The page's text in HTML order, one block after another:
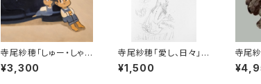
寺尾紗穂「しゅー・しゃい
ん」【CD】
¥3,300
寺尾紗穂「愛し、日々」
【本】
¥1,500
寺尾
な労働